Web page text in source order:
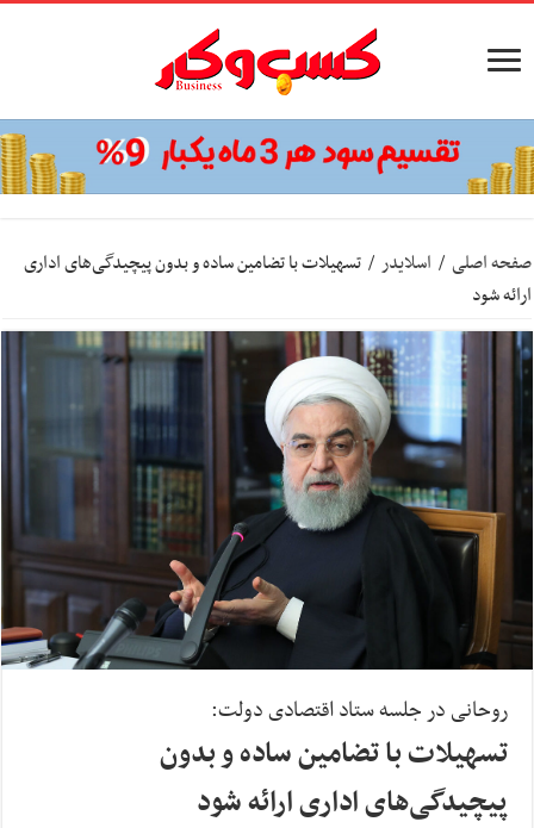
صفحه اصلی / اسلایدر / تسهیلات با تضامین ساده و بدون پیچیدگی‌های اداری
ارائه شود
روحانی در جلسه ستاد اقتصادی دولت:
تسهیلات با تضامین ساده و بدون
پیچیدگی‌های اداری ارائه شود